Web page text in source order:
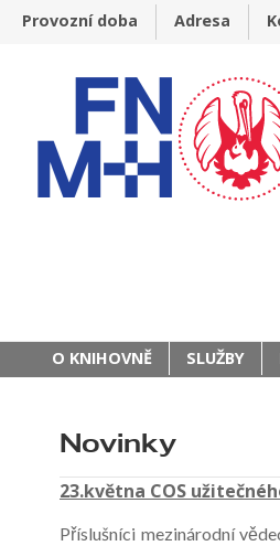
Provozní doba Adresa
O KNIHOVNĚ SLUŽBY
Novinky
23.května COS
Příslušníci mezinárodní